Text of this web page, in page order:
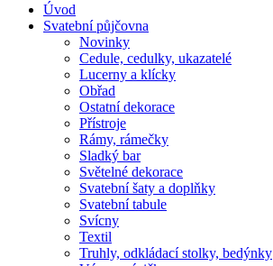
Úvod
Svatební půjčovna
Novinky
Cedule, cedulky, ukazatelé
Lucerny a klícky
Obřad
Ostatní dekorace
Přístroje
Rámy, rámečky
Sladký bar
Světelné dekorace
Svatební šaty a doplňky
Svatební tabule
Svícny
Textil
Truhly, odkládací stolky, bedýnky